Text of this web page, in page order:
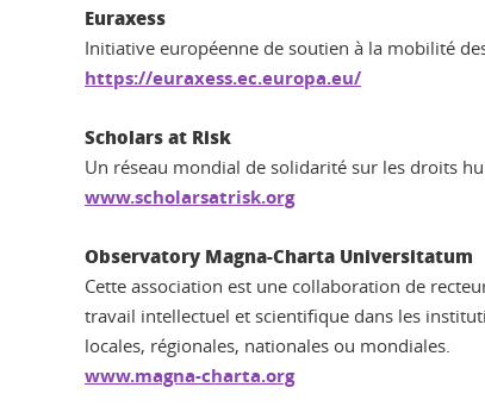
Euraxess
Initiative européenne de soutien à la mobilité
https://euraxess.ec.europa.eu/
Scholars at Risk
Un réseau mondial de solidarité sur les droits
www.scholarsatrisk.org
Observatory Magna-Charta Universitatum
Cette association est une collaboration de
travail intellectuel et scientifique dans les
locales, régionales, nationales ou mondiales.
www.magna-charta.org